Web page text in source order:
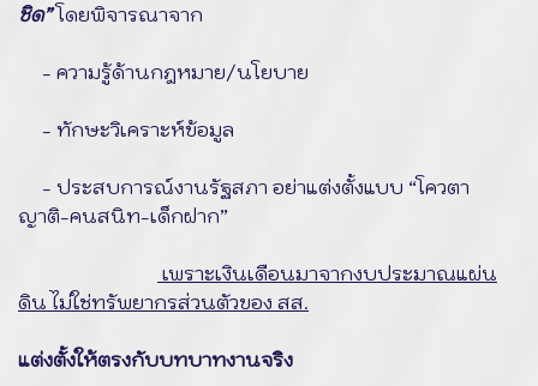
ชิด”โดยพิจารณาจาก
- ความรู้ด้านกฎหมาย/นโยบาย
- ทักษะวิเคราะห์ข้อมูล
- ประสบการณ์งานรัฐสภา อย่าแต่งตั้งแบบ “โควตา
ญาติ-คนสนิท-เด็กฝาก”
เพราะเงินเดือนมาจากงบประมาณแผ่น
ดิน ไม่ใช่ทรัพยากรส่วนตัวของ สส.
แต่งตั้งให้ตรงกับบทบาทงานจริง